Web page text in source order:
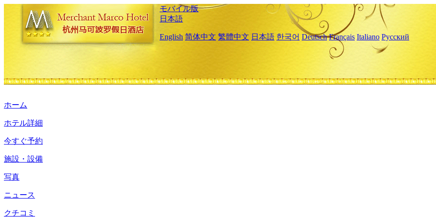
モバイル版
日本語
English 简体中文 繁體中文 日本語 한국어 Deutsch Français Italiano Русский
ホーム
ホテル詳細
今すぐ予約
施設・設備
写真
ニュース
クチコミ